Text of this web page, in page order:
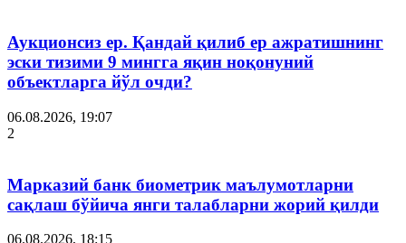
Аукционсиз ер. Қандай қилиб ер ажратишнинг
эски тизими 9 мингга яқин ноқонуний
объектларга йўл очди?
06.08.2026, 19:07
2
Марказий банк биометрик маълумотларни
сақлаш бўйича янги талабларни жорий қилди
06.08.2026, 18:15